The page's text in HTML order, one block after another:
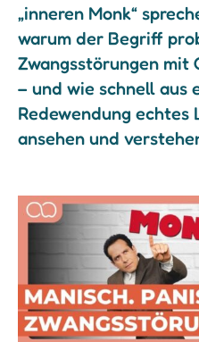
„inneren Monk“
warum der Begriff
Zwangsstörungen mit
– und wie schnell aus
Redewendung
ansehen und